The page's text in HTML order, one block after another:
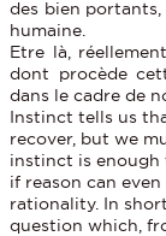
des bien
humaine.
Etre là,
dont procède
dans le cadre de
Instinct tells us
recover, but we
instinct is enough
if reason can
rationality. In
question which,